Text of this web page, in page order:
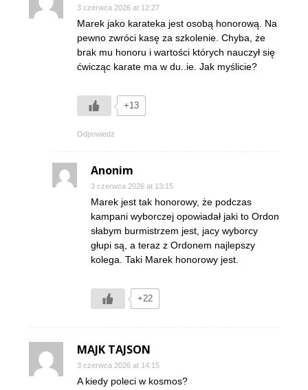
3 czerwca 2026 at 12:27
Marek jako karateka jest osobą honorową. Na
pewno zwróci kasę za szkolenie. Chyba, że
brak mu honoru i wartości których nauczył się
ćwicząc karate ma w du..ie. Jak myślicie?
+13
Odpowiedz
Anonim
3 czerwca 2026 at 13:15
Marek jest tak honorowy, że podczas
kampani wyborczej opowiadał jaki to Ordon
słabym burmistrzem jest, jacy wyborcy
głupi są, a teraz z Ordonem najlepszy
kolega. Taki Marek honorowy jest.
+22
MAJK TAJSON
3 czerwca 2026 at 14:15
A kiedy poleci w kosmos?